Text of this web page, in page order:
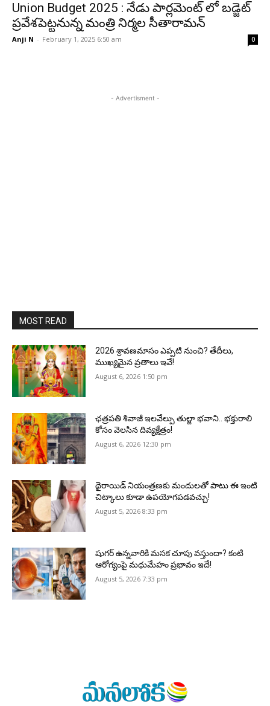
Union Budget 2025 : నేడు పార్లమెంట్ లో బడ్జెట్
ప్రవేశపెట్టనున్న మంత్రి నిర్మల సీతారామన్
Anji N - February 1, 2025 6:50 am 0
- Advertisment -
MOST READ
2026 శ్రావణమాసం ఎప్పటి నుంచి? తేదీలు,
ముఖ్యమైన వ్రతాలు ఇవే!
August 6, 2026 1:50 pm
ఛత్రపతి శివాజీ ఇలవేల్పు తుల్జా భవాని.. భక్తురాలి
కోసం వెలసిన దివ్యక్షేత్రం!
August 6, 2026 12:30 pm
థైరాయిడ్ నియంత్రణకు మందులతో పాటు ఈ ఇంటి
చిట్కాలు కూడా ఉపయోగపడవచ్చు!
August 5, 2026 8:33 pm
షుగర్ ఉన్నవారికి మసక చూపు వస్తుందా? కంటి
ఆరోగ్యంపై మధుమేహం ప్రభావం ఇదే!
August 5, 2026 7:33 pm